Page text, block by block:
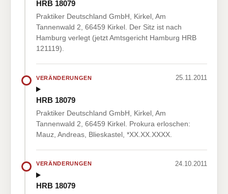
HRB 18079
Praktiker Deutschland GmbH, Kirkel, Am
Tannenwald 2, 66459 Kirkel. Der Sitz ist nach
Hamburg verlegt (jetzt Amtsgericht Hamburg HRB
121119).
VERÄNDERUNGEN 25.11.2011
HRB 18079
Praktiker Deutschland GmbH, Kirkel, Am
Tannenwald 2, 66459 Kirkel. Prokura erloschen:
Mauz, Andreas, Blieskastel, *XX.XX.XXXX.
VERÄNDERUNGEN 24.10.2011
HRB 18079